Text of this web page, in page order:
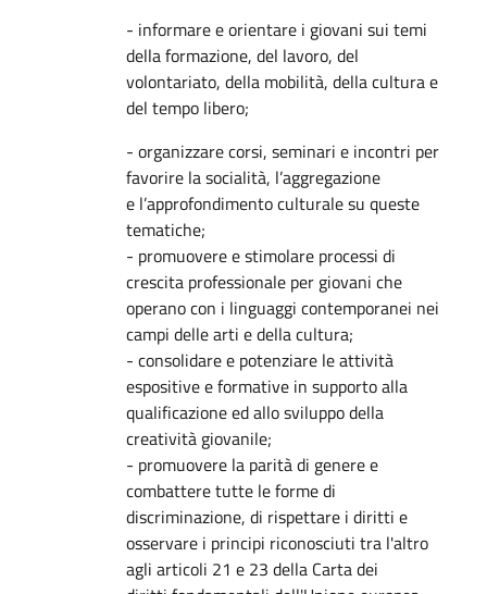
- informare e orientare i giovani sui temi
della formazione, del lavoro, del
volontariato, della mobilità, della cultura e
del tempo libero;
- organizzare corsi, seminari e incontri per
favorire la socialità, l’aggregazione
e l’approfondimento culturale su queste
tematiche;
- promuovere e stimolare processi di
crescita professionale per giovani che
operano con i linguaggi contemporanei nei
campi delle arti e della cultura;
- consolidare e potenziare le attività
espositive e formative in supporto alla
qualificazione ed allo sviluppo della
creatività giovanile;
- promuovere la parità di genere e
combattere tutte le forme di
discriminazione, di rispettare i diritti e
osservare i principi riconosciuti tra l'altro
agli articoli 21 e 23 della Carta dei